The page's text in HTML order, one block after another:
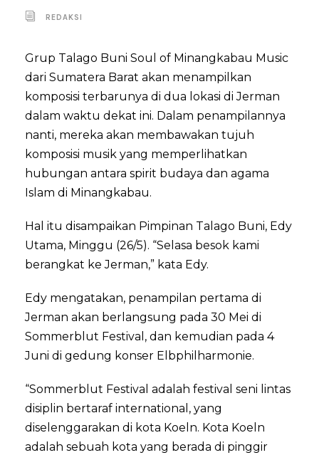
REDAKSI
Grup Talago Buni Soul of Minangkabau Music
dari Sumatera Barat akan menampilkan
komposisi terbarunya di dua lokasi di Jerman
dalam waktu dekat ini. Dalam penampilannya
nanti, mereka akan membawakan tujuh
komposisi musik yang memperlihatkan
hubungan antara spirit budaya dan agama
Islam di Minangkabau.
Hal itu disampaikan Pimpinan Talago Buni, Edy
Utama, Minggu (26/5). “Selasa besok kami
berangkat ke Jerman,” kata Edy.
Edy mengatakan, penampilan pertama di
Jerman akan berlangsung pada 30 Mei di
Sommerblut Festival, dan kemudian pada 4
Juni di gedung konser Elbphilharmonie.
“Sommerblut Festival adalah festival seni lintas
disiplin bertaraf international, yang
diselenggarakan di kota Koeln. Kota Koeln
adalah sebuah kota yang berada di pinggir